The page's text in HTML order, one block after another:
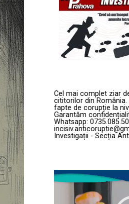
Cel mai complet ziar
cititorilor din
fapte de corupție la
Garantăm
Whatsapp:
Investigații - Secția
Player
video